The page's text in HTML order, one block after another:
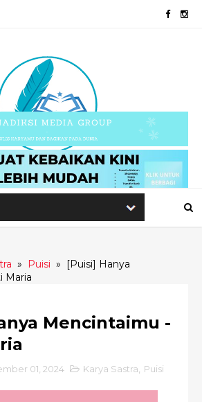
» Puisi » [Puisi] Hanya
Maria
Mencintaimu -
01, 2024 Karya Sastra Puisi